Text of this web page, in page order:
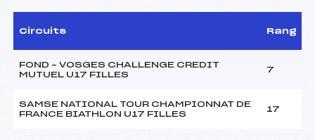
Circuits Rang
FOND – VOSGES CHALLENGE CREDIT
MUTUEL U17 FILLES
7
SAMSE NATIONAL TOUR CHAMPIONNAT DE
FRANCE BIATHLON U17 FILLES
17